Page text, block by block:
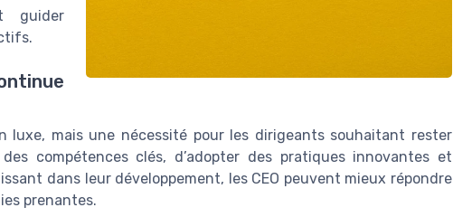
guider
luxe, mais une nécessité pour les dirigeants souhaitant rester
compétences clés, d’adopter des pratiques innovantes et
dans leur développement, les CEO peuvent mieux répondre
prenantes.